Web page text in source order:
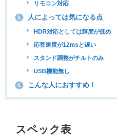
リモコン対応
3. 人によっては気になる点
HDR対応としては輝度が低め
応答速度が12msと遅い
スタンド調整がチルトのみ
USB機能無し
4. こんな人におすすめ！
スペック表